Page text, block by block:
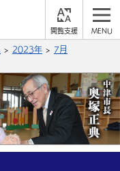
支
白
縮小
YouTube
2023年
7月